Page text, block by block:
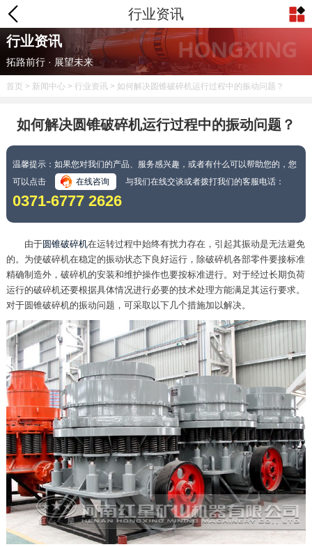
行业资讯
行业资讯
拓路前行 · 展望未来
首页 > 新闻中心> 行业资讯> 如何解决圆锥破碎机运行过程中的振动问题？
如何解决圆锥破碎机运行过程中的振动问题？
温馨提示：如果您对我们的产品、服务感兴趣，或者有什么可以帮助您的，您
可以点击
在线咨询 与我们在线交谈或者拨打我们的客服电话：
0371-6777 2626
由于圆锥破碎机在运转过程中始终有扰力存在，引起其振动是无法避免
的。为使破碎机在稳定的振动状态下良好运行，除破碎机各部零件要接标准
精确制造外，破碎机的安装和维护操作也要按标准进行。对于经过长期负荷
运行的破碎机还要根据具体情况进行必要的技术处理方能满足其运行要求。
对于圆锥破碎机的振动问题，可采取以下几个措施加以解决。